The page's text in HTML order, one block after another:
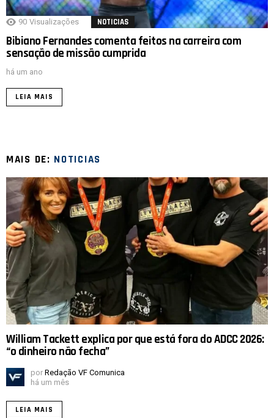
90 Visualizações NOTICIAS
Bibiano Fernandes comenta feitos na carreira com
sensação de missão cumprida
há um ano
LEIA MAIS
MAIS DE: NOTICIAS
William Tackett explica por que está fora do ADCC 2026:
“o dinheiro não fecha”
por Redação VF Comunica
há um mês
LEIA MAIS